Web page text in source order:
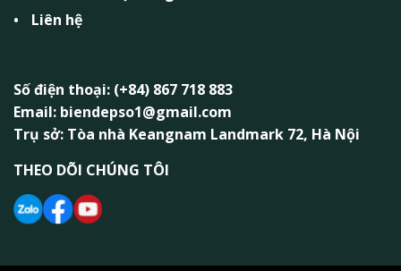
Liên hệ
Số điện thoại: (+84) 867 718 883
Email: biendepso1@gmail.com
Trụ sở: Tòa nhà Keangnam Landmark 72, Hà Nội
THEO DÕI CHÚNG TÔI